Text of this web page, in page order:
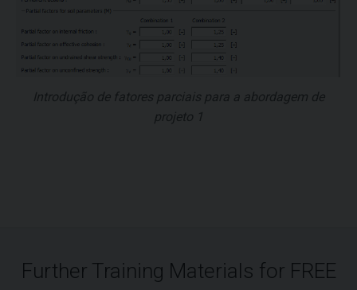
Introdução de fatores parciais para a abordagem de
projeto 1
Further Training Materials for FREE